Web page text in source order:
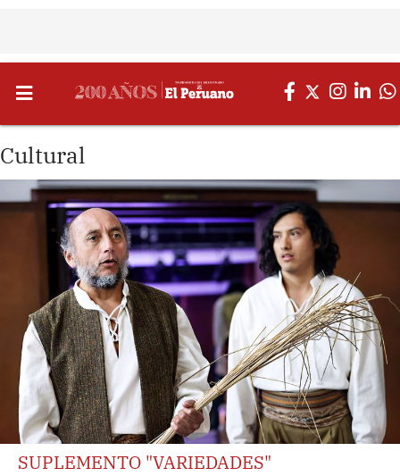
Cultural
SUPLEMENTO "VARIEDADES"